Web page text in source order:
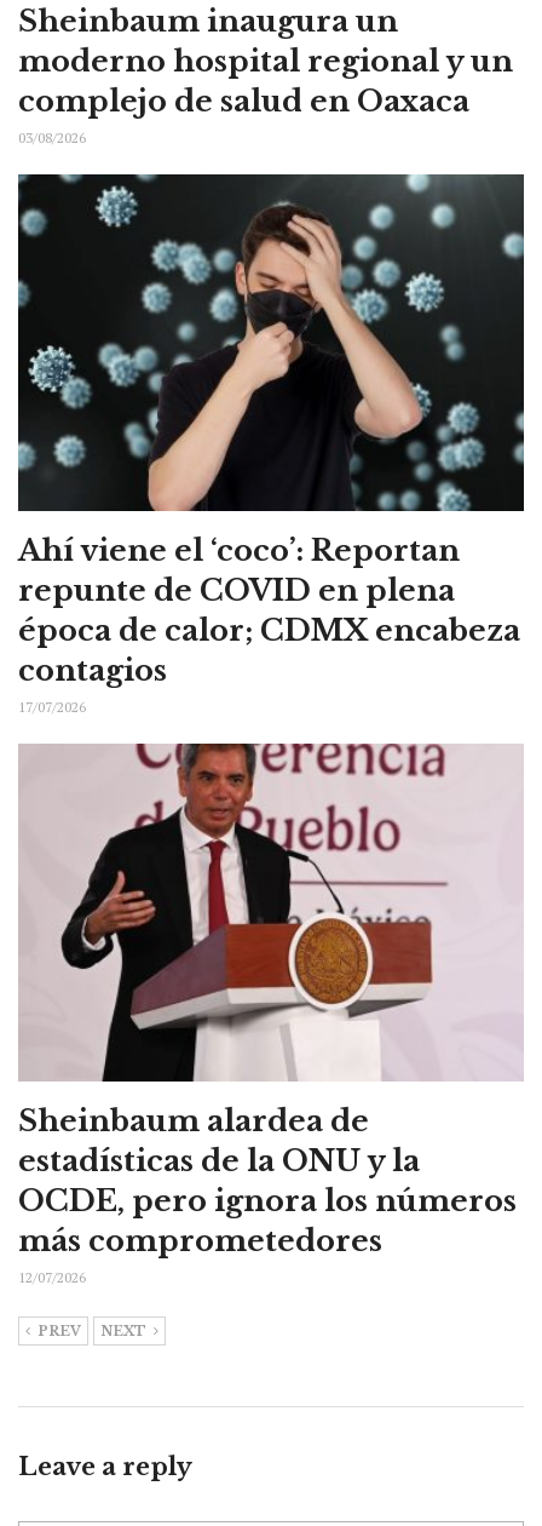
Sheinbaum inaugura un
moderno hospital regional y un
complejo de salud en Oaxaca
03/08/2026
Ahí viene el ‘coco’: Reportan
repunte de COVID en plena
época de calor; CDMX encabeza
contagios
17/07/2026
Sheinbaum alardea de
estadísticas de la ONU y la
OCDE, pero ignora los números
más comprometedores
12/07/2026
PREV NEXT
Leave a reply